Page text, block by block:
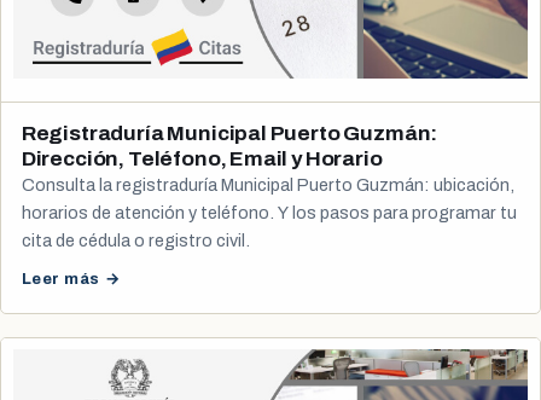
Registraduría Municipal Puerto Guzmán:
Dirección, Teléfono, Email y Horario
Consulta la registraduría Municipal Puerto Guzmán: ubicación,
horarios de atención y teléfono. Y los pasos para programar tu
cita de cédula o registro civil.
Leer más →